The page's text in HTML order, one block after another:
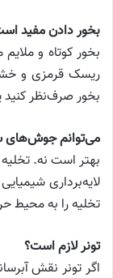
بخور دادن مفید
بخور کوتاه و
ریسک قرمزی و
بخور صرف‌نظر کنید
می‌توانم جوش‌های
بهتر است نه.
لایه‌برداری
تخلیه را به محیط
تونر لازم است؟